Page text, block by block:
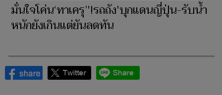
มั่นใจโค่น‘ทาเครุ’'!รถถัง'บุกแดนญี่ปุ่น-รับน้ำ
หนักยังเกินแต่ยันลดทัน